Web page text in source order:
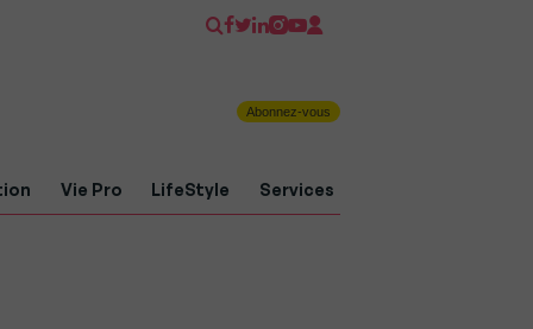
Abonnez-vous
Vie Pro LifeStyle Services